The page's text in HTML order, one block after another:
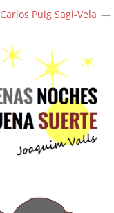
Carlos Puig Sagi-Vela